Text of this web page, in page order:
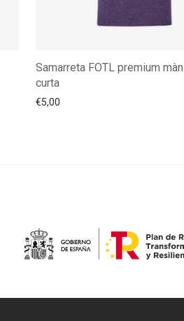
Samarreta FOTL premium
curta
€5,00